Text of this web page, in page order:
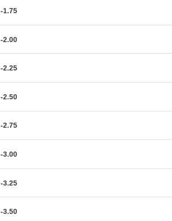
-1.75
-2.00
-2.25
-2.50
-2.75
-3.00
-3.25
-3.50